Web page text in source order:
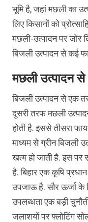
भूमि है, जहां मछली का
लिए किसानों को
मछली-उत्पादन पर जोर
बिजली उत्पादन से कई
मछली उत्पादन से
बिजली उत्पादन से एक
दूसरी तरफ मछली
होती है. इससे तीसरा
माध्यम से ग्रीन बिजली
खत्म हो जाती है. इस पर
है. बिहार एक कृषि
उपजाऊ है. सौर ऊर्जा के
उपलब्धता एक बड़ी
जलाशयों पर फ्लोटिंग